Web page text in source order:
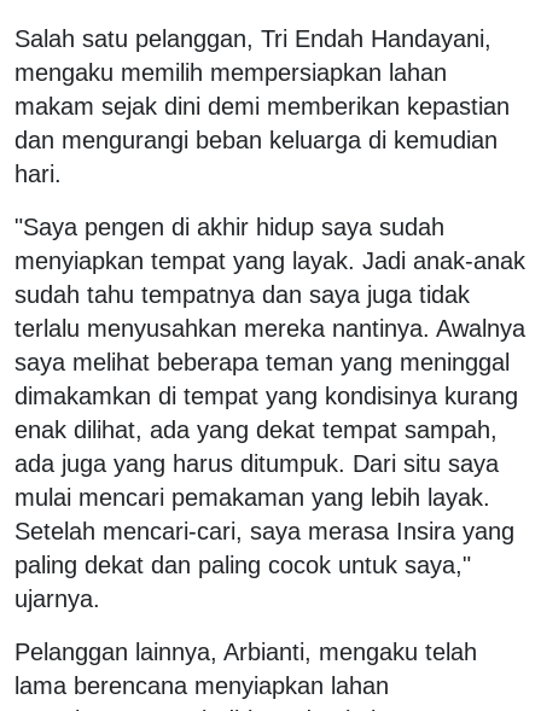
Salah satu pelanggan, Tri Endah Handayani,
mengaku memilih mempersiapkan lahan
makam sejak dini demi memberikan kepastian
dan mengurangi beban keluarga di kemudian
hari.
"Saya pengen di akhir hidup saya sudah
menyiapkan tempat yang layak. Jadi anak-anak
sudah tahu tempatnya dan saya juga tidak
terlalu menyusahkan mereka nantinya. Awalnya
saya melihat beberapa teman yang meninggal
dimakamkan di tempat yang kondisinya kurang
enak dilihat, ada yang dekat tempat sampah,
ada juga yang harus ditumpuk. Dari situ saya
mulai mencari pemakaman yang lebih layak.
Setelah mencari-cari, saya merasa Insira yang
paling dekat dan paling cocok untuk saya,"
ujarnya.
Pelanggan lainnya, Arbianti, mengaku telah
lama berencana menyiapkan lahan